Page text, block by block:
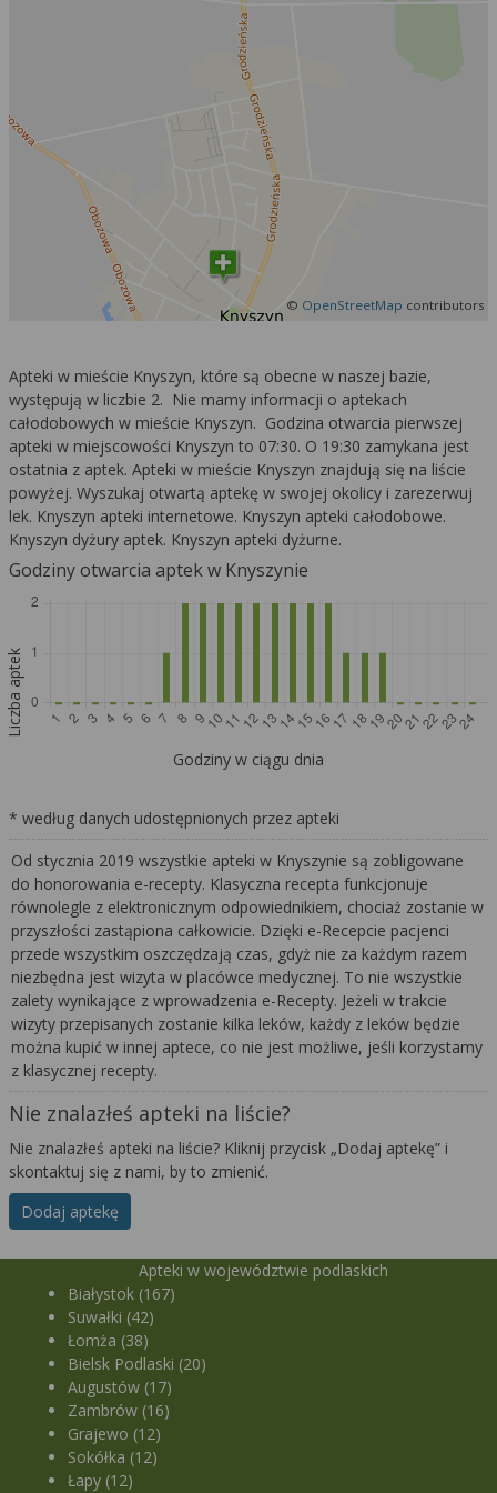
© OpenStreetMap contributors
Apteki w mieście Knyszyn, które są obecne w naszej bazie,
występują w liczbie 2. Nie mamy informacji o aptekach
całodobowych w mieście Knyszyn. Godzina otwarcia pierwszej
apteki w miejscowości Knyszyn to 07:30. O 19:30 zamykana jest
ostatnia z aptek. Apteki w mieście Knyszyn znajdują się na liście
powyżej. Wyszukaj otwartą aptekę w swojej okolicy i zarezerwuj
lek. Knyszyn apteki internetowe. Knyszyn apteki całodobowe.
Knyszyn dyżury aptek. Knyszyn apteki dyżurne.
Godziny otwarcia aptek w Knyszynie
Liczba aptek
Godziny w ciągu dnia
* według danych udostępnionych przez apteki
Od stycznia 2019 wszystkie apteki w Knyszynie są zobligowane
do honorowania e-recepty. Klasyczna recepta funkcjonuje
równolegle z elektronicznym odpowiednikiem, chociaż zostanie w
przyszłości zastąpiona całkowicie. Dzięki e-Recepcie pacjenci
przede wszystkim oszczędzają czas, gdyż nie za każdym razem
niezbędna jest wizyta w placówce medycznej. To nie wszystkie
zalety wynikające z wprowadzenia e-Recepty. Jeżeli w trakcie
wizyty przepisanych zostanie kilka leków, każdy z leków będzie
można kupić w innej aptece, co nie jest możliwe, jeśli korzystamy
z klasycznej recepty.
Nie znalazłeś apteki na liście?
Nie znalazłeś apteki na liście? Kliknij przycisk „Dodaj aptekę” i
skontaktuj się z nami, by to zmienić.
Dodaj aptekę
Apteki w województwie podlaskich
Białystok (167)
Suwałki (42)
Łomża (38)
Bielsk Podlaski (20)
Augustów (17)
Zambrów (16)
Grajewo (12)
Sokółka (12)
Łapy (12)
Więcej informacji na temat wykorzystywania
narzędzi zewnętrznych w naszym serwisie
Regulaminie Serwisu